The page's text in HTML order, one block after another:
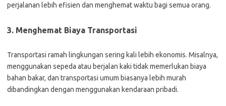
perjalanan lebih efisien dan menghemat waktu bagi semua orang.
3. Menghemat Biaya Transportasi
Transportasi ramah lingkungan sering kali lebih ekonomis. Misalnya,
menggunakan sepeda atau berjalan kaki tidak memerlukan biaya
bahan bakar, dan transportasi umum biasanya lebih murah
dibandingkan dengan menggunakan kendaraan pribadi.